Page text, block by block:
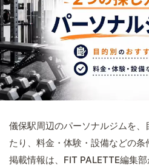
儀保駅周辺のパーソナルジムを
たり、料金・体験・設備などの条
掲載情報は、FIT PALETTE編集